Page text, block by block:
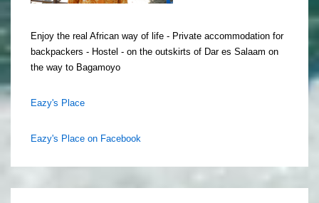
Enjoy the real African way of life - Private accommodation for
backpackers - Hostel - on the outskirts of Dar es Salaam on
the way to Bagamoyo
Eazy's Place
Eazy's Place on Facebook